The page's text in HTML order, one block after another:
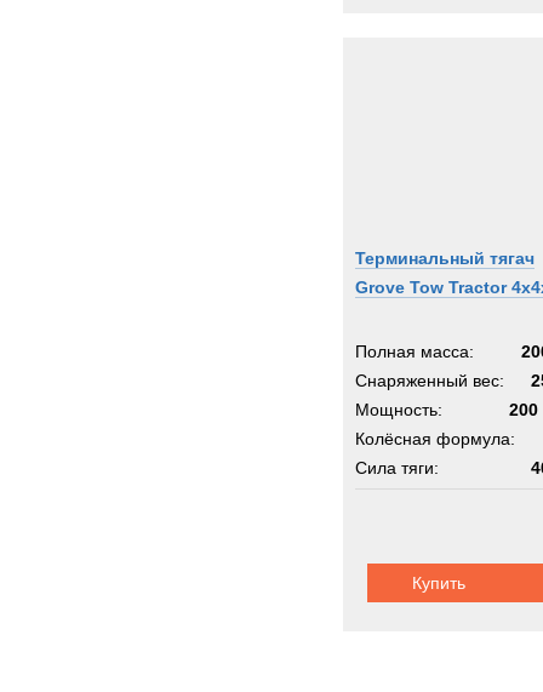
Терминальный тягач
Grove Tow Tractor
Полная масса:
Снаряженный вес:
Мощность:
200
Колёсная формула:
Сила тяги:
Купить